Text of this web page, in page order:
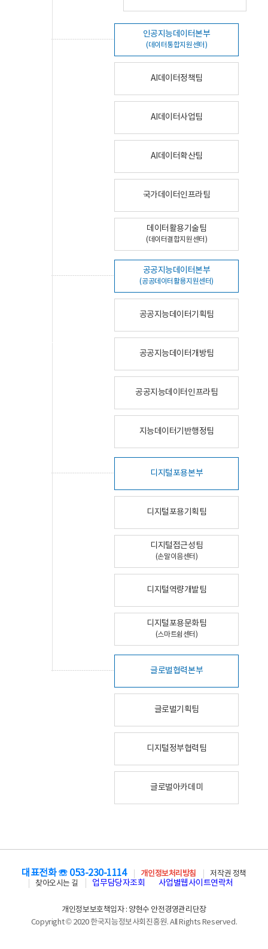
인공지능데이터본부
(데이터통합지원센터)
AI데이터정책팀
AI데이터사업팀
AI데이터확산팀
국가데이터인프라팀
데이터활용기술팀
(데이터결합지원센터)
공공지능데이터본부
(공공데이터활용지원센터)
공공지능데이터기획팀
공공지능데이터개방팀
공공지능데이터인프라팀
지능데이터기반행정팀
디지털포용본부
디지털포용기획팀
디지털접근성팀
(손말이음센터)
디지털역량개발팀
디지털포용문화팀
(스마트쉼센터)
글로벌협력본부
글로벌기획팀
디지털정부협력팀
글로벌아카데미
대표전화 ☏ 053-230-1114 개인정보처리방침
저작권 정책
찾아오시는 길
업무담당자조회 사업별웹사이트연락처
개인정보보호책임자 : 양현수 안전경영관리단장
Copyright © 2020 한국지능정보사회진흥원. All Rights Reserved.